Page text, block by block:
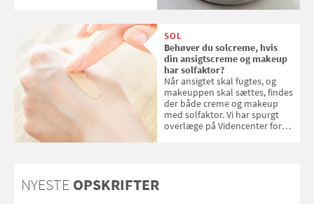
SOL
Behøver du solcreme, hvis
din ansigtscreme og makeup
har solfaktor?
Når ansigtet skal fugtes, og
makeuppen skal sættes, findes
der både creme og makeup
med solfaktor. Vi har spurgt
overlæge på Videncenter for
NYESTE OPSKRIFTER